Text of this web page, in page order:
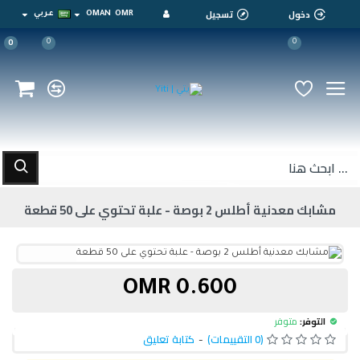
دخول تسجيل OMR
OMAN عربي
0
0
0
مشابك معدنية أطلس 2 بوصة - علبة تحتوي على 50 قطعة
التوفر: متوفر
(0 التقييمات) - كتابة تعليق
0.600 OMR